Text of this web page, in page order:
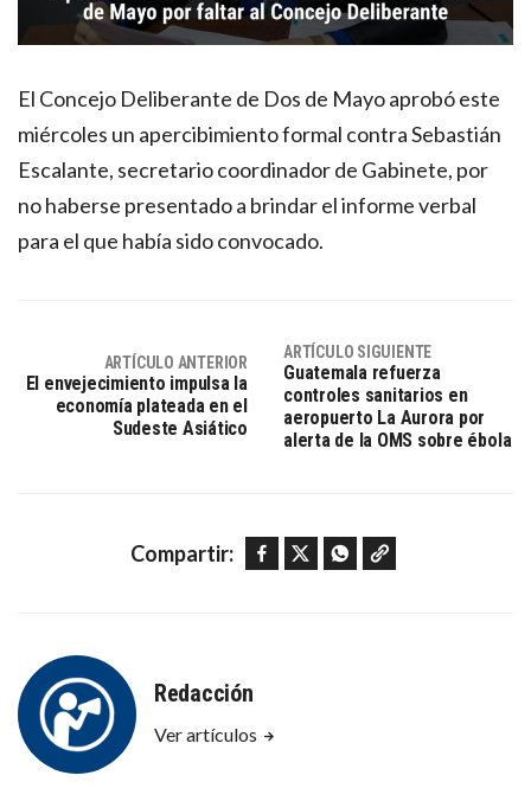
El Concejo Deliberante de Dos de Mayo aprobó este
miércoles un apercibimiento formal contra Sebastián
Escalante, secretario coordinador de Gabinete, por
no haberse presentado a brindar el informe verbal
para el que había sido convocado.
ARTÍCULO ANTERIOR
El envejecimiento impulsa la
economía plateada en el
Sudeste Asiático
ARTÍCULO SIGUIENTE
Guatemala refuerza
controles sanitarios en
aeropuerto La Aurora por
alerta de la OMS sobre ébola
Compartir: Facebook Twitter WhatsApp Copy link
Redacción
Ver artículos